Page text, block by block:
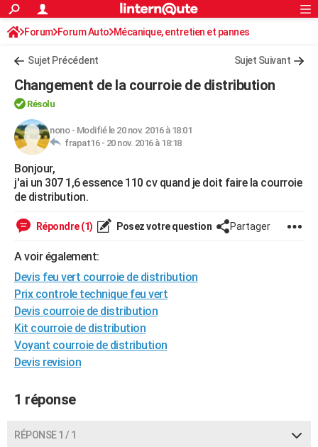
ACTUALITÉS
Politique
Société
Faits Divers
Education
Monde
Villes
+
Programme TV
TNTStreaming
Cinéma
Sorties cinéma
Musique
+FINANCE
Retraite
Impôts
Epargne
Immobilier
Risques naturels par ville
Banque
Assurance
Crédit
AUTO
Essais
Réserver un essai
Citadines
Berlines
SUV
Forum auto
Mobiles
Meilleur smartphone
Internet
Ordinateurs
Jeux vidéo
Guide high-tech
+BRICOLAGE
WEEK-END
Art de vivre
Bien-être
Loisirs
Mode
Modes de vie
SANTE
Alimentation
Guide de la santé
Maladies
Médicaments
Sommeil
VOYAGE
Destinations
City break
Voyage nature
Voyage de noces
Forum
Climat
+PHOTO
GUIDES D'ACHAT
BONS PLANS
Rechercher
S'inscrire
Connexion
Forum Forum Auto Mécanique, entretien et pannes
Sujet Précédent Sujet Suivant
Changement de la courroie de distribution
Résolu
nono- Modifié le 20 nov. 2016 à 18:01
frapat16 - 20 nov. 2016 à 18:18
Bonjour,
j'ai un 307 1,6 essence 110 cv quand je doit faire la courroie
de distribution.
Répondre (1) Posez votre question Partager
A voir également:
Devis feu vert courroie de distribution
Prix controle technique feu vert
Devis courroie de distribution
Kit courroie de distribution
Voyant courroie de distribution
Devis revision
1 réponse
RÉPONSE 1 / 1